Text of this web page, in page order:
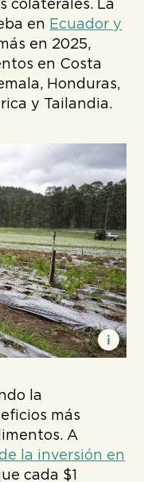
colaterales. La
en Ecuador y
en 2025,
en Costa
Honduras,
y Tailandia.
la
más
A
la inversión en
cada $1